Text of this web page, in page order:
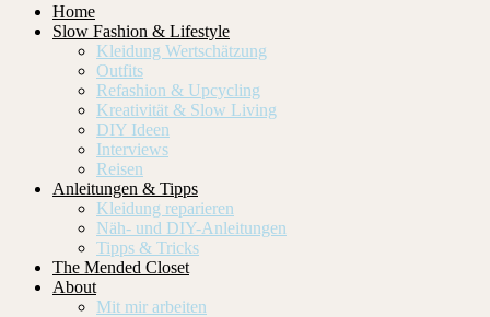
Home
Slow Fashion & Lifestyle
Kleidung Wertschätzung
Outfits
Refashion & Upcycling
Kreativität & Slow Living
DIY Ideen
Interviews
Reisen
Anleitungen & Tipps
Kleidung reparieren
Näh- und DIY-Anleitungen
Tipps & Tricks
The Mended Closet
About
Mit mir arbeiten